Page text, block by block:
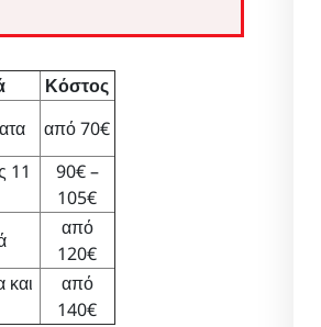
Κόστος
από 70€
11
90€ –
105€
από
120€
και
από
140€